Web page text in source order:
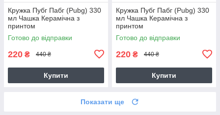
Кружка Пубг Пабг (Pubg) 330
мл Чашка Керамічна з
принтом
Готово до відправки
220 ₴ 440 ₴
Купити
Кружка Пубг Пабг (Pubg) 330
мл Чашка Керамічна з
принтом
Готово до відправки
220 ₴ 440 ₴
Купити
Показати ще